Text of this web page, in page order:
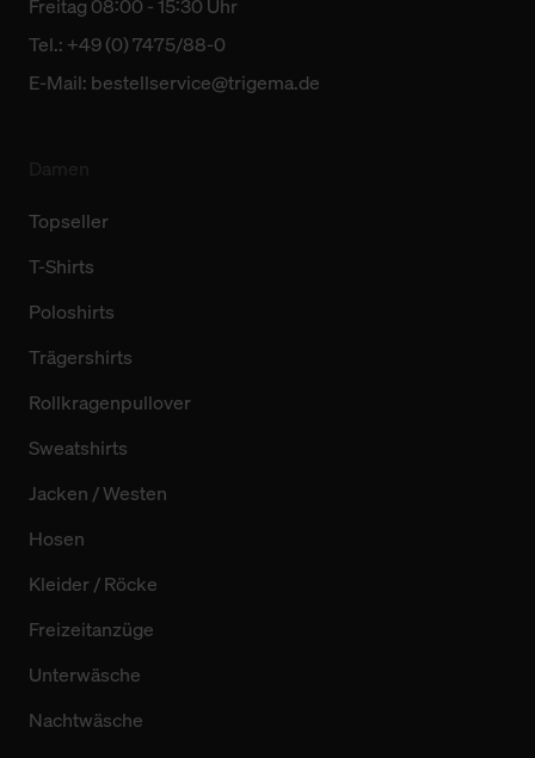
Freitag 08:00 - 15:30 Uhr
Tel.: +49 (0) 7475/88-0
E-Mail: bestellservice@trigema.de
Topseller
T-Shirts
Poloshirts
Trägershirts
Rollkragenpullover
Sweatshirts
Jacken / Westen
Hosen
Kleider / Röcke
Freizeitanzüge
Unterwäsche
Nachtwäsche